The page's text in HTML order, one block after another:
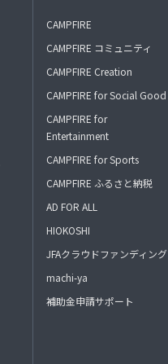
CAMPFIRE
CAMPFIRE コミュニティ
CAMPFIRE Creation
CAMPFIRE for Social Good
CAMPFIRE for
Entertainment
CAMPFIRE for Sports
CAMPFIRE ふるさと納税
AD FOR ALL
HIOKOSHI
JFAクラウドファンディング
machi-ya
補助金申請サポート